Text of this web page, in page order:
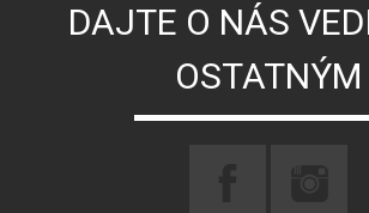
DAJTE O NÁS
OSTATNÝM